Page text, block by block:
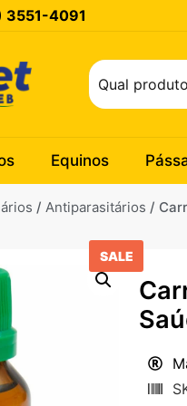
3551-4091
Equinos
/ Antiparasitários /
SALE